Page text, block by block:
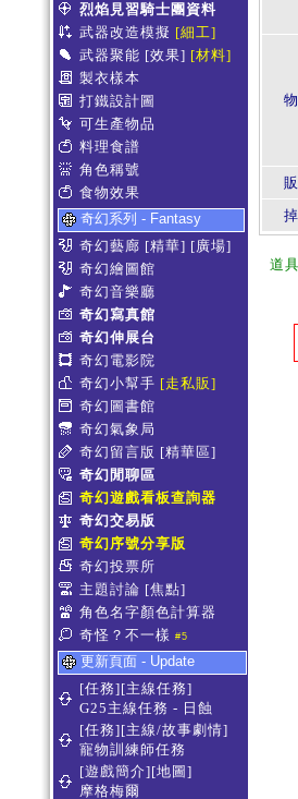
烈焰見習騎士團資料
武器改造模擬 [細工]
武器聚能 [效果] [材料]
製衣樣本
打鐵設計圖
可生產物品
料理食譜
角色稱號
食物效果
奇幻系列 - Fantasy
奇幻藝廊 [精華] [廣場]
奇幻繪圖館
奇幻音樂廳
奇幻寫真館
奇幻伸展台
奇幻電影院
奇幻小幫手 [走私販]
奇幻圖書館
奇幻氣象局
奇幻留言版 [精華區]
奇幻閒聊區
奇幻遊戲看板查詢器
奇幻交易版
奇幻序號分享版
奇幻投票所
主題討論 [焦點]
角色名字顏色計算器
奇怪？不一樣 #5
更新頁面 - Update
[任務][主線任務]
G25主線任務 - 日蝕
[任務][主線/故事劇情]
寵物訓練師任務
[遊戲簡介][地圖]
摩格梅爾
道